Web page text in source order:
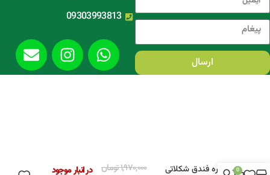
ارسال
09303993813
کره فندق شکلاتی
۱,۹۷۰,۰۰۰تومان در انبار موجود 0